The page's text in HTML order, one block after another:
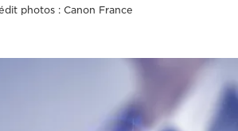
photos : Canon France